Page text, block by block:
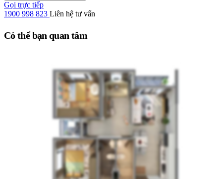
Gọi trực tiếp
1900 998 823 Liên hệ tư vấn
Có thể bạn quan tâm